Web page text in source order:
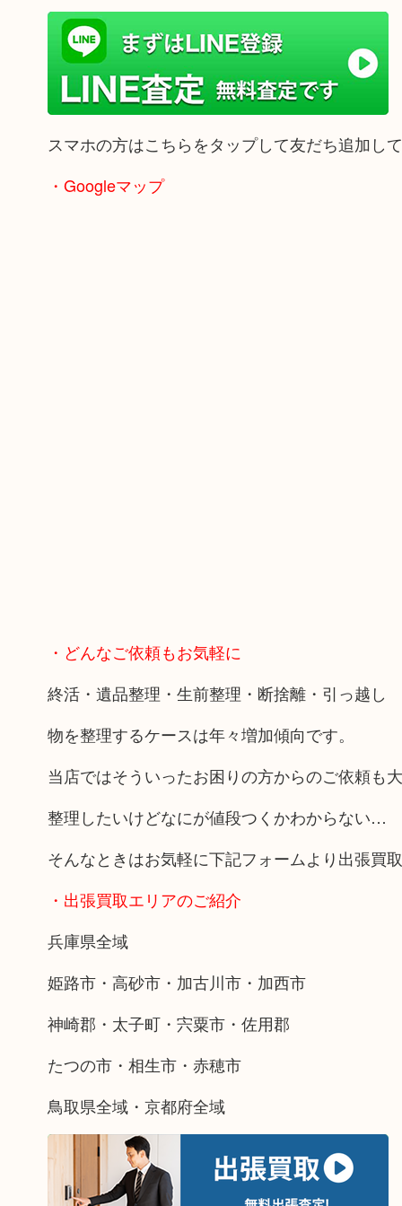
スマホの方はこちらをタップして友だち追加して
・Googleマップ
・どんなご依頼もお気軽に
終活・遺品整理・生前整理・断捨離・引っ越し
物を整理するケースは年々増加傾向です。
当店ではそういったお困りの方からのご依頼も大
整理したいけどなにが値段つくかわからない…
そんなときはお気軽に下記フォームより出張買
・出張買取エリアのご紹介
兵庫県全域
姫路市・高砂市・加古川市・加西市
神崎郡・太子町・宍粟市・佐用郡
たつの市・相生市・赤穂市
鳥取県全域・京都府全域